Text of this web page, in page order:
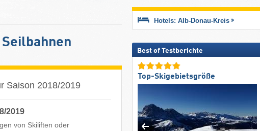
für
Saison 2018/2019
2019
von Skiliften oder
Hotels: Alb-Donau-Kreis
Best of Testberichte
Top-Skigebietsgröße